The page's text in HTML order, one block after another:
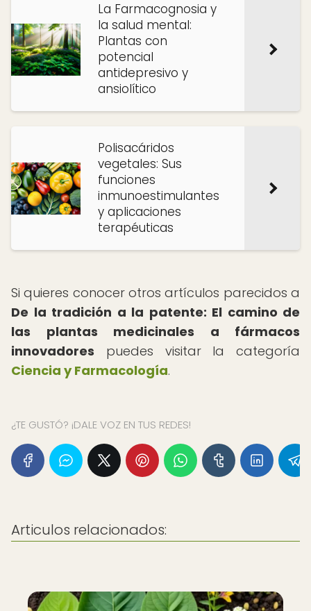
La Farmacognosia y
la salud mental:
Plantas con
potencial
antidepresivo y
ansiolítico
Polisacáridos
vegetales: Sus
funciones
inmunoestimulantes
y aplicaciones
terapéuticas
Si quieres conocer otros artículos parecidos a
De la tradición a la patente: El camino de
las plantas medicinales a fármacos
innovadores puedes visitar la categoría
Ciencia y Farmacología.
¿TE GUSTÓ? ¡DALE VOZ EN TUS REDES!
Articulos relacionados: